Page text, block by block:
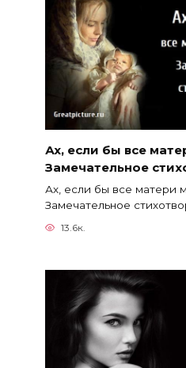
Ах, если бы все
Замечательное
Ах, если бы все матери
Замечательное
13.6к.